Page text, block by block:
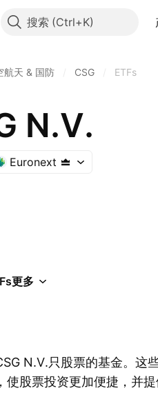
搜索
航天 & 国防 CSG ETFs
N.V.
Euronext
更多
N.V.只股票的基金。这
股票投资更加便捷，并